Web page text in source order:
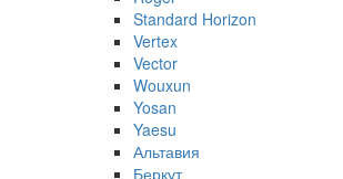
Standard Horizon
Vertex
Vector
Wouxun
Yosan
Yaesu
Альтавия
Беркут